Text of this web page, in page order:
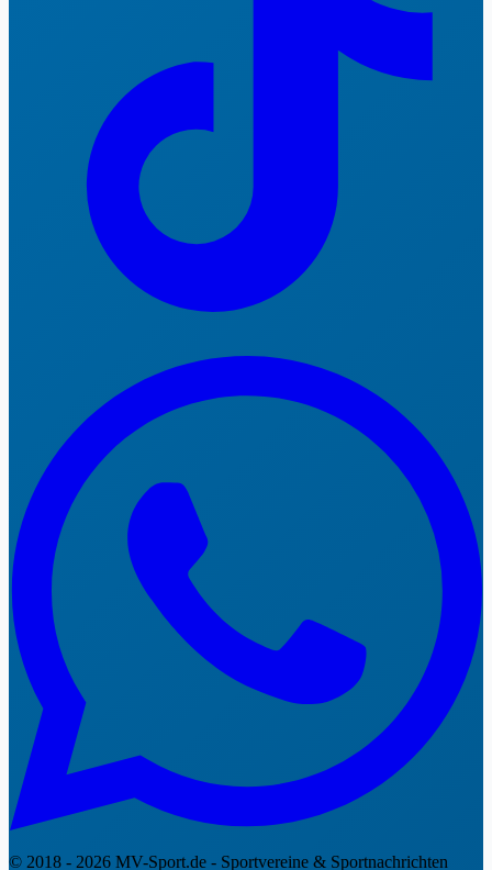
© 2018 - 2026 MV-Sport.de - Sportvereine & Sportnachrichten